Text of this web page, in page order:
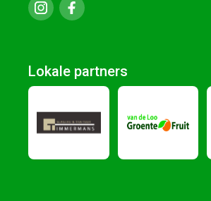
Lokale partners